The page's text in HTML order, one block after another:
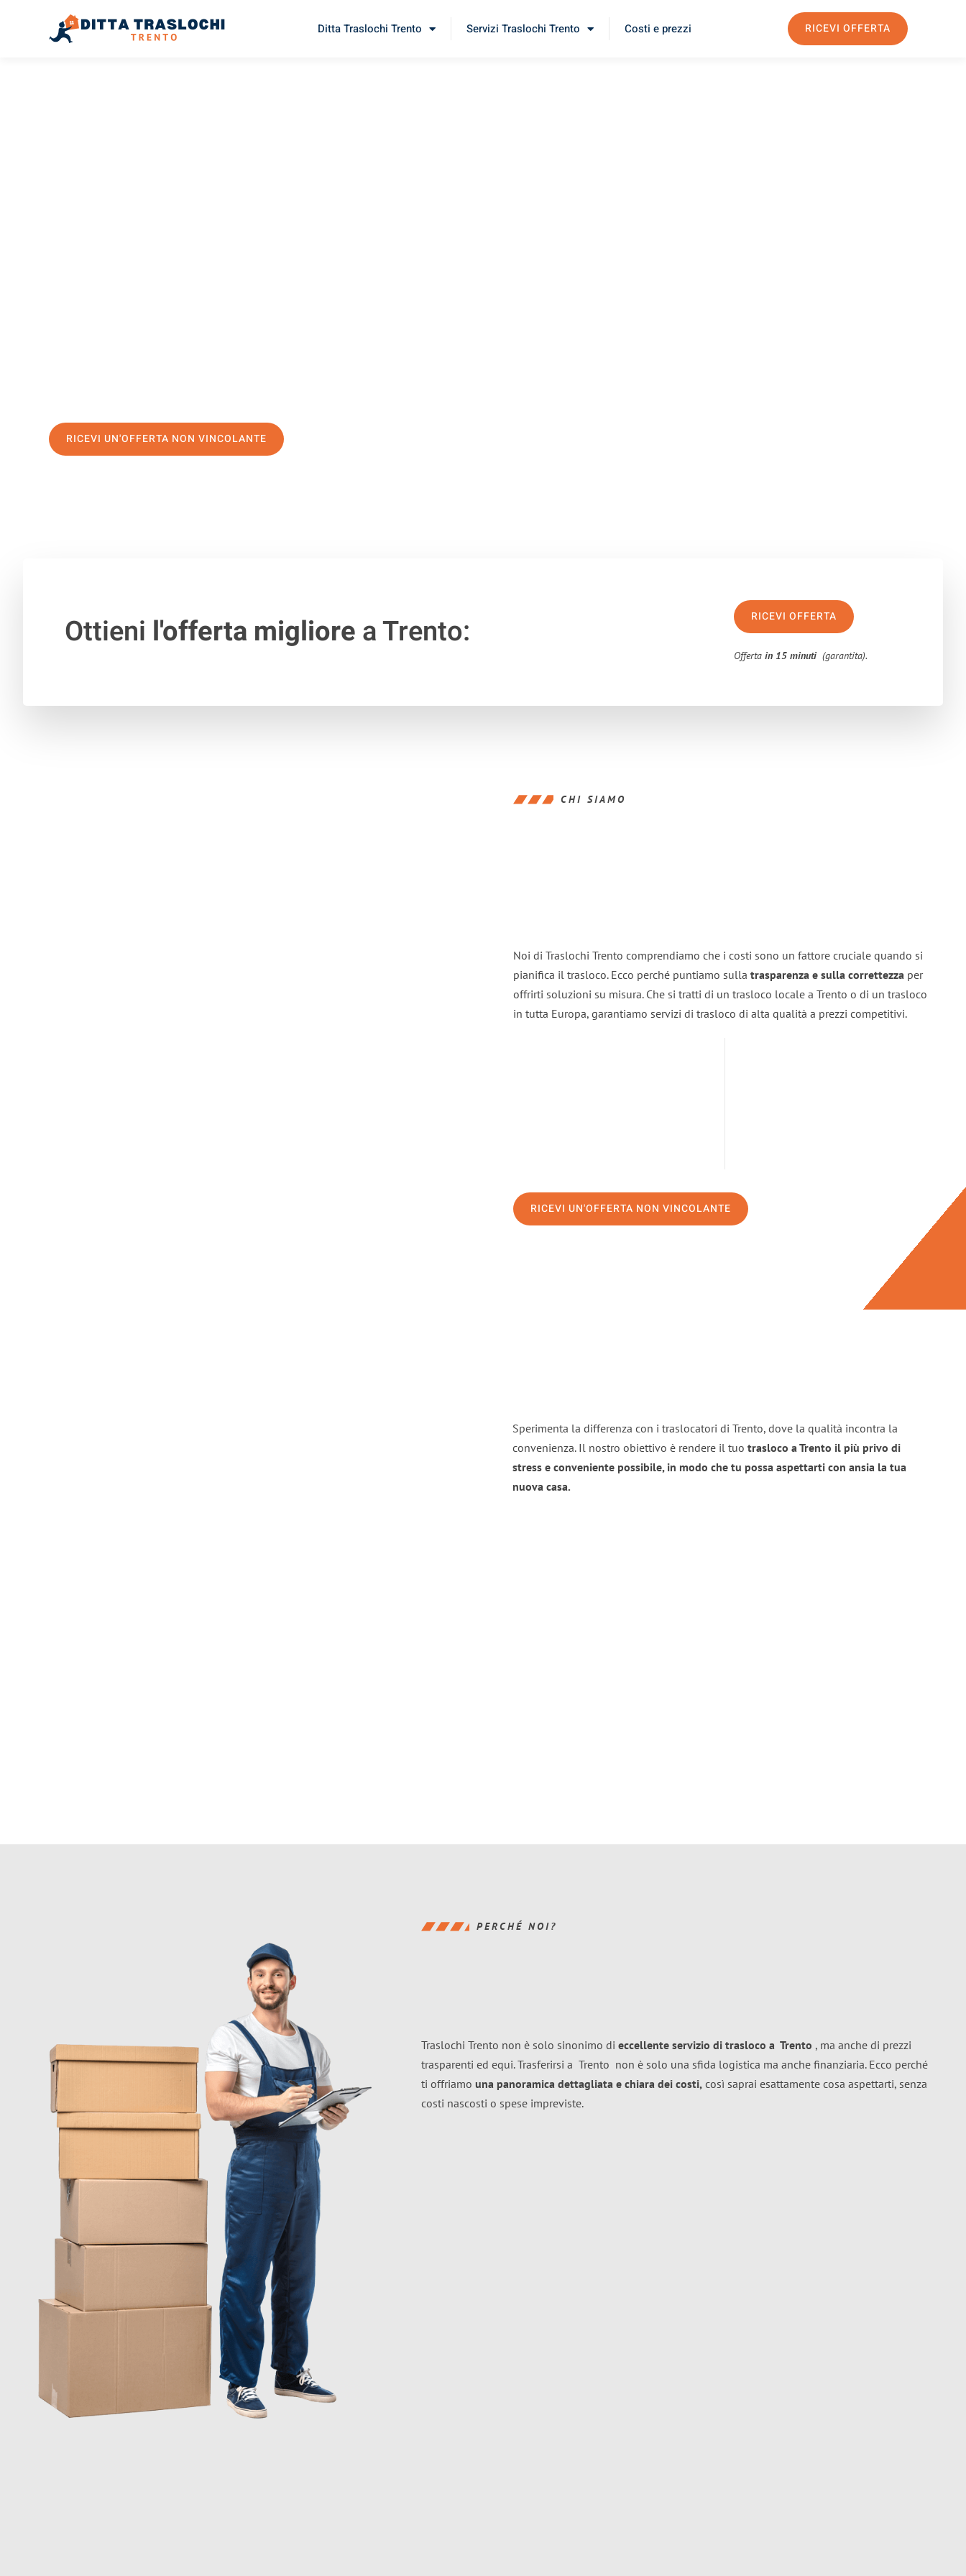
Ditta Traslochi Trento Servizi Traslochi Trento Costi e prezzi RICEVI OFFERTA
RICEVI UN'OFFERTA NON VINCOLANTE
Ottieni l'offerta migliorea Trento: RICEVI OFFERTA
Offertain 15 minuti (garantita).
CHI SIAMO
Noi di Traslochi Trento comprendiamo che i costi sono un fattore cruciale quando si
pianifica il trasloco. Ecco perché puntiamo sulla trasparenza e sulla correttezza per
offrirti soluzioni su misura. Che si tratti di un trasloco locale a Trento o di un trasloco
in tutta Europa, garantiamo servizi di trasloco di alta qualità a prezzi competitivi.
RICEVI UN'OFFERTA NON VINCOLANTE
Sperimenta la differenza con i traslocatori di Trento, dove la qualità incontra la
convenienza. Il nostro obiettivo è rendere il tuo trasloco a Trento il più privo di
stress e conveniente possibile, in modo che tu possa aspettarti con ansia la tua
nuova casa.
PERCHÉ NOI?
Traslochi Trento non è solo sinonimo di eccellente servizio di trasloco a Trento , ma anche di prezzi
trasparenti ed equi. Trasferirsi a Trento non è solo una sfida logistica ma anche finanziaria. Ecco perché
ti offriamo una panoramica dettagliata e chiara dei costi, così saprai esattamente cosa aspettarti, senza
costi nascosti o spese impreviste.